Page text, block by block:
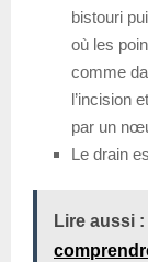
bistouri
où les
comme
l’incision
par un
Le drain
Lire aussi :